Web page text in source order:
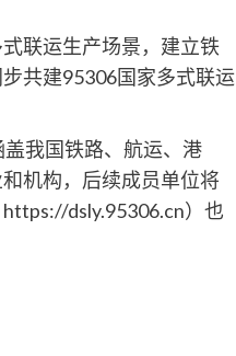
联运生产场景，建立铁
共建95306国家多式联运
我国铁路、航运、港
机构，后续成员单位将
dsly.95306.cn）也